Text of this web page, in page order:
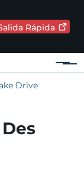
Rápida
Menú
Drive